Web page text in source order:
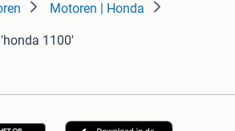
Motoren | Honda
1100'